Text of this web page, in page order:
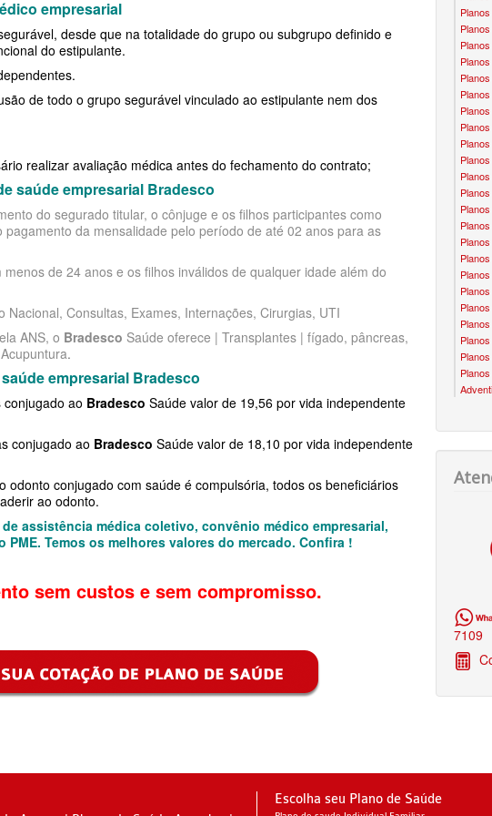
SAÚDE
SÃO MIGUEL PLANO DE SAÚDE INDIVIDUAL
STA CASA MAUÁ PLANO DE SAÚDE
INDIVIDUAL
INDIVIDUAL
UNIHOSP PLANO DE SAÚDE INDIVIDUAL
UNIMED GUARULHOS PLANO DE SAÚDE
INDIVIDUAL
UNIHOSP PLANO DE SAÚDE
SAÚDE ADESÃO
DE SAÚDE ADESÃO
ADESÃO
SAÚDE ADESÃO
ADESÃO
ADESÃO
DE SAÚDE ADESÃO
RIO GRANDE DO NORTE - PLANO DE SAÚDE
RIO GRANDE DO SUL - PLANO DE SAÚDE
RONDÔNIA - PLANO DE SAÚDE
SÃO PAULO - PLANO DE SAÚDE
SERGIPE - PLANO DE SAÚDE
CONVÊNIO
CONVÊNIO
CONVÊNIO
CONVÊNIO
CONVÊNIO
CONVÊNIO
CONVÊNIO
CONVÊNIO
CONVÊNIO
PLANO
PLANO
PLANO
LIFE CLASS
NUNES &
OURO
VOCÊ CLUBE
empresarial
desde que na totalidade do grupo ou subgrupo definido e
do estipulante.
de todo o grupo segurável vinculado ao estipulante nem dos
realizar avaliação médica antes do fechamento do contrato;
saúde empresarial Bradesco
do segurado titular, o cônjuge e os filhos participantes como
da mensalidade pelo período de até 02 anos para as
de 24 anos e os filhos inválidos de qualquer idade além do
Consultas, Exames, Internações, Cirurgias, UTI
ANS, o Bradesco Saúde oferece | Transplantes | fígado, pâncreas,
.
empresarial Bradesco
ao Bradesco Saúde valor de 19,56 por vida independente
conjugado ao Bradesco Saúde valor de 18,10 por vida independente
odonto conjugado com saúde é compulsória, todos os beneficiários
ao odonto.
assistência médica coletivo, convênio médico empresarial,
Temos os melhores valores do mercado. Confira !
sem custos e sem compromisso.
7109
Escolha seu Plano de Saúde